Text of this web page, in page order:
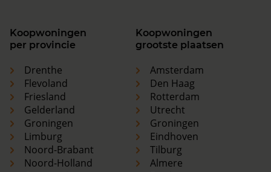
Koopwoningen
per provincie
Drenthe
Flevoland
Friesland
Gelderland
Groningen
Limburg
Noord-Brabant
Noord-Holland
Koopwoningen
grootste plaatsen
Amsterdam
Den Haag
Rotterdam
Utrecht
Groningen
Eindhoven
Tilburg
Almere